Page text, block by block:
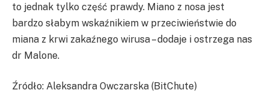
to jednak tylko część prawdy. Miano z nosa jest
bardzo słabym wskaźnikiem w przeciwieństwie do
miana z krwi zakaźnego wirusa – dodaje i ostrzega nas
dr Malone.
Źródło: Aleksandra Owczarska (BitChute)